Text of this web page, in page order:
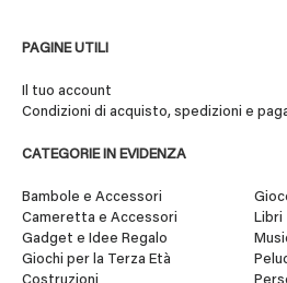
PAGINE UTILI
Il tuo account
Condizioni di acquisto, spedizioni e
CATEGORIE IN EVIDENZA
Bambole e Accessori
Cameretta e Accessori
Gadget e Idee Regalo
Giochi per la Terza Età
Costruzioni
Libri